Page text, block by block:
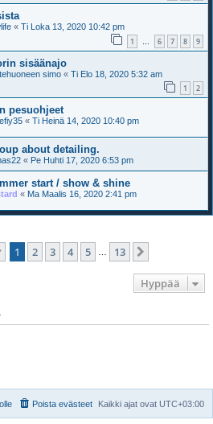
« Ti Loka 13, 2020 10:42 pm
1 6 7 8 9
sisäänajo
simo « Ti Elo 18, 2020 5:32 am
1 2
pesuohjeet
« Ti Heinä 14, 2020 10:40 pm
about detailing.
« Pe Huhti 17, 2020 6:53 pm
start / show & shine
« Ma Maalis 16, 2020 2:41 pm
Sivu /13
1 2 3 4 5 13
Hyppää
Kaikki ajat ovat UTC+03:00
Poista evästeet